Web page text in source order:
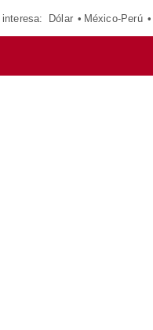
interesa: Dólar México-Perú